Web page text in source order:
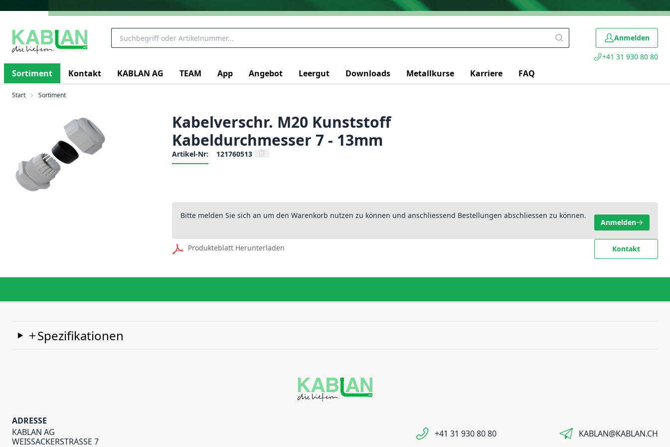
Anmelden
+41 31 930 80 80
Sortiment Kontakt KABLAN AG TEAM App Angebot Leergut Downloads Metallkurse Karriere FAQ
Start Sortiment
Kabelverschr. M20 Kunststoff
Kabeldurchmesser 7 - 13mm
Artikel-Nr: 121760513
Bitte melden Sie sich an um den Warenkorb nutzen zu können und anschliessend Bestellungen abschliessen zu können.
Anmelden
Produkteblatt Herunterladen Kontakt
Spezifikationen
ADRESSE
KABLAN AG
WEISSACKERSTRASSE 7
+41 31 930 80 80 KABLAN@KABLAN.CH